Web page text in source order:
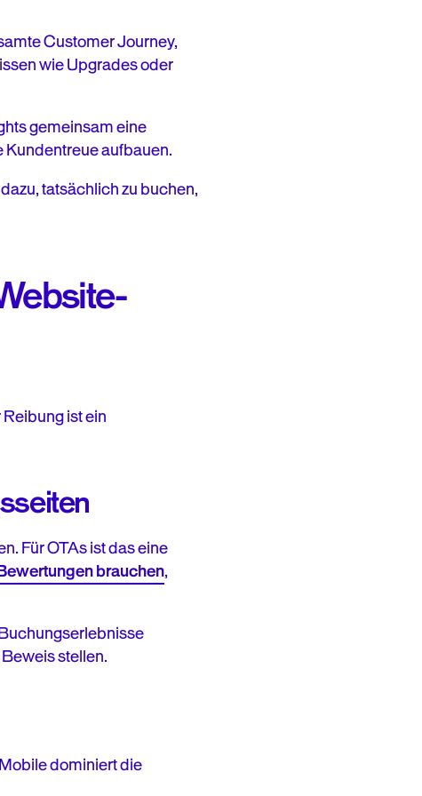
Customer Journey,
wie Upgrades oder
gemeinsam eine
Kundentreue aufbauen.
tatsächlich zu buchen,
ist ein
Für OTAs ist das eine
brauchen,
stellen.
dominiert die